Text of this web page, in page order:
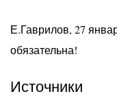
Е.Гаврилов, 27
обязательна!
Источники